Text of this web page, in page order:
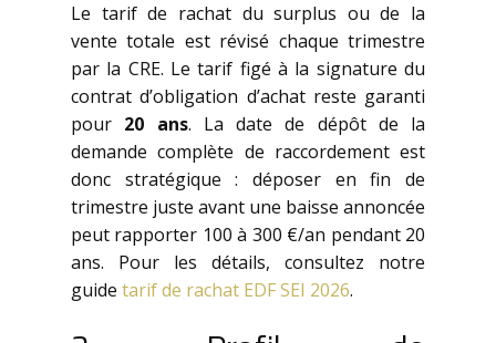
Le tarif de rachat du surplus ou de la
vente totale est révisé chaque trimestre
par la CRE. Le tarif figé à la signature du
contrat d’obligation d’achat reste garanti
pour 20 ans. La date de dépôt de la
demande complète de raccordement est
donc stratégique : déposer en fin de
trimestre juste avant une baisse annoncée
peut rapporter 100 à 300 €/an pendant 20
ans. Pour les détails, consultez notre
guide tarif de rachat EDF SEI 2026.